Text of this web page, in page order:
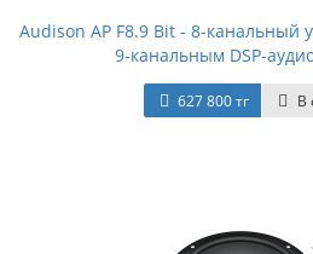
Audison AP F8.9 Bit - 8-канальный
9-канальным DSP-
627 800 тг В